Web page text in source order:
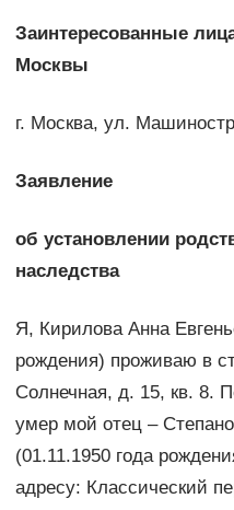
Заинтересованные
Москвы
г. Москва, ул.
Заявление
об установлении
наследства
Я, Кирилова Анна
рождения) проживаю в
Солнечная, д. 15, кв. 8.
умер мой отец –
(01.11.1950 года
адресу: Классический